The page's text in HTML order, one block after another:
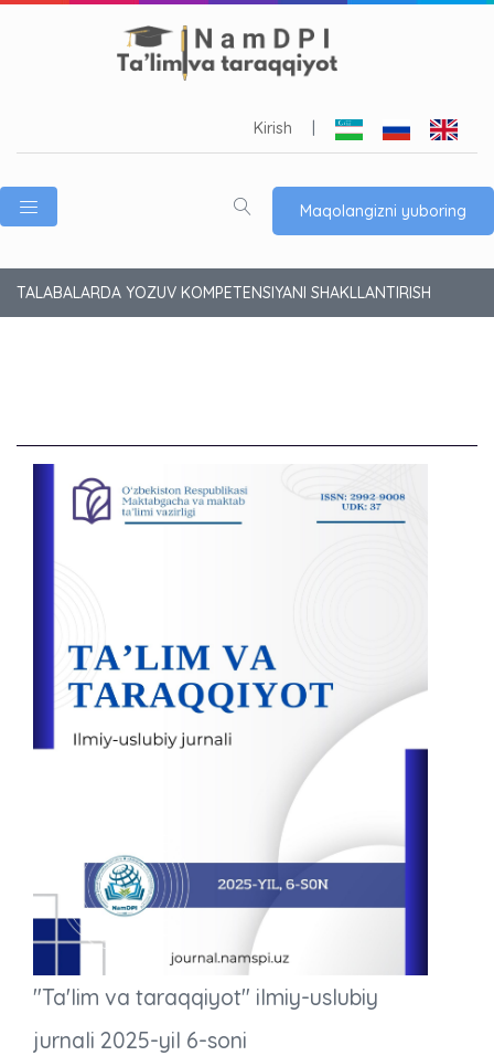
Kirish
Maqolangizni yuboring
TALABALARDA YOZUV KOMPETENSIYANI SHAKLLANTIRISH
"Ta'lim va taraqqiyot" ilmiy-uslubiy
jurnali 2025-yil 6-soni